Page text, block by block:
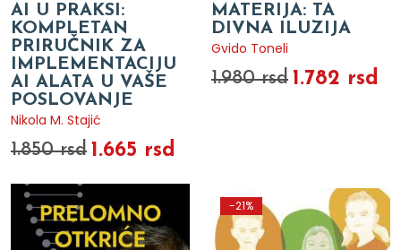
AI U PRAKSI:
KOMPLETAN
PRIRUČNIK ZA
IMPLEMENTACIJU
AI ALATA U VAŠE
POSLOVANJE
Nikola M. Stajić
1.850 rsd 1.665 rsd
MATERIJA: TA
DIVNA ILUZIJA
Gvido Toneli
1.980 rsd 1.782 rsd
-21%